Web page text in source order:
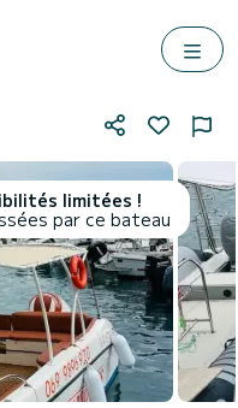
limitées !
par ce bateau